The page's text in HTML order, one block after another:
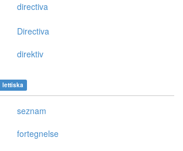
directiva
Directiva
direktiv
lettiska
seznam
fortegnelse